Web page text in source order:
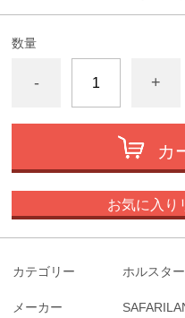
数量
- +
カ
お気に入り
カテゴリー ホルスタ
メーカー